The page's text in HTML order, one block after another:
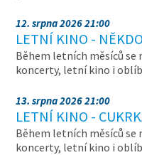
12. srpna 2026 21:00
LETNÍ KINO -
Během letních měsíců
koncerty, letní kino i
13. srpna 2026 21:00
LETNÍ KINO -
Během letních měsíců
koncerty, letní kino i